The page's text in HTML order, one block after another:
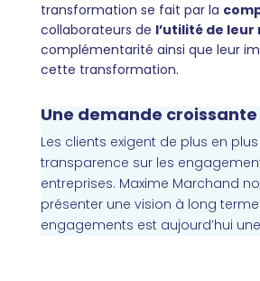
transformation se fait par la
collaborateurs de l’utilité de leur
complémentarité ainsi que leur
cette transformation.
Une demande
Les clients exigent de plus en
transparence sur les
entreprises. Maxime Marchand
présenter une vision à long
engagements est aujourd’hui